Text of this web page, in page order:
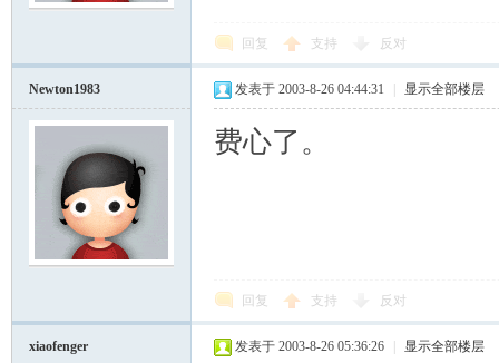
回复 支持 反对
Newton1983 发表于 2003-8-26 04:44:31 显示全部楼层
费心了。
回复 支持 反对
xiaofenger 发表于 2003-8-26 05:36:26 显示全部楼层